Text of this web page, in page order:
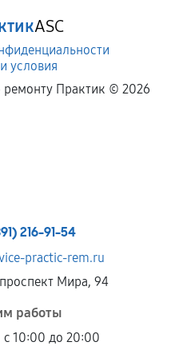
ASC
условия
ремонту Практик © 2026
216-91-54
practic-rem.ru
Мира, 94
работы
с 10:00 до 20:00